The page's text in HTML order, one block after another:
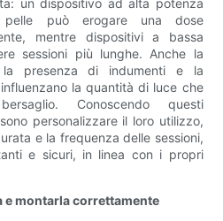
un dispositivo ad alta potenza
pelle può erogare una dose
mentre dispositivi a bassa
sessioni più lunghe. Anche la
presenza di indumenti e la
la quantità di luce che
Conoscendo questi
personalizzare il loro utilizzo,
e la frequenza delle sessioni,
e sicuri, in linea con i propri
e montarla correttamente